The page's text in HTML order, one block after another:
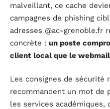
malveillant, ce cache
campagnes de phishing
adresses @ac-grenoble.fr
concrète : un poste
client local que le webmail
Les consignes de sécurité
recommandent un mot de
les services